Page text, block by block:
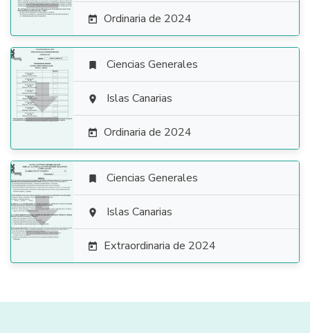
 Ordinaria de 2024

 Ciencias Generales
 Islas Canarias
 Ordinaria de 2024

 Ciencias Generales
 Islas Canarias
 Extraordinaria de 2024